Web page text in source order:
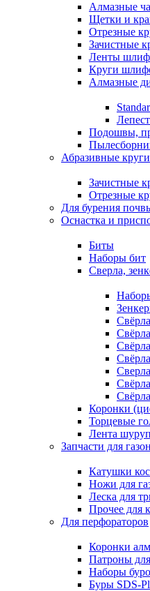
Алмазные
Щетки и
Отрезные
Зачистные
Ленты
Круги
Алмазные
Подошвы,
Абразивные круги
Зачистные
Отрезные
Для бурения
Оснастка и
Биты
Наборы бит
Сверла,
Коронки
Торцевые
Лента
Запчасти для
Катушки
Ножи для
Леска для
Прочее для
Для перфораторов
Коронки
Патроны
Наборы
Буры SDS-